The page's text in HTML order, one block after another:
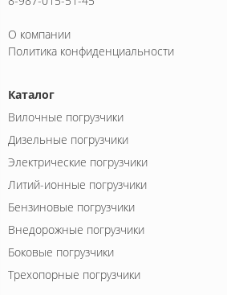
О компании
Политика конфиденциальности
Каталог
Вилочные погрузчики
Дизельные погрузчики
Электрические погрузчики
Литий-ионные погрузчики
Бензиновые погрузчики
Внедорожные погрузчики
Боковые погрузчики
Трехопорные погрузчики